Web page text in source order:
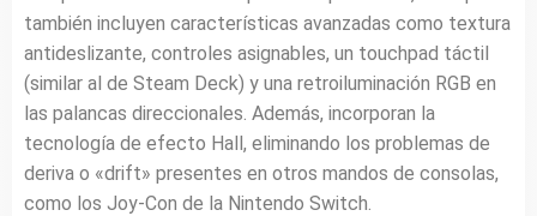
también incluyen características avanzadas como textura
antideslizante, controles asignables, un touchpad táctil
(similar al de Steam Deck) y una retroiluminación RGB en
las palancas direccionales. Además, incorporan la
tecnología de efecto Hall, eliminando los problemas de
deriva o «drift» presentes en otros mandos de consolas,
como los Joy-Con de la Nintendo Switch.